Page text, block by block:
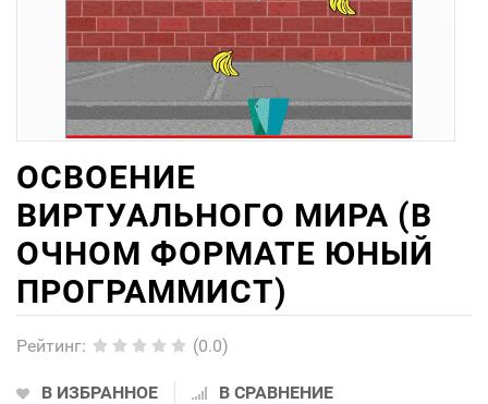
ОСВОЕНИЕ
ВИРТУАЛЬНОГО МИРА (В
ОЧНОМ ФОРМАТЕ ЮНЫЙ
ПРОГРАММИСТ)
Рейтинг: (0.0)
В ИЗБРАННОЕ В СРАВНЕНИЕ